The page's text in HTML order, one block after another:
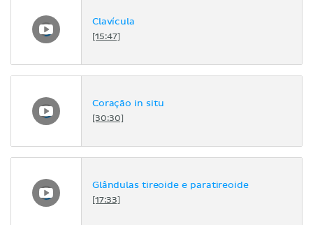
Clavícula
[15:47]
Coração in situ
[30:30]
Glândulas tireoide e paratireoide
[17:33]